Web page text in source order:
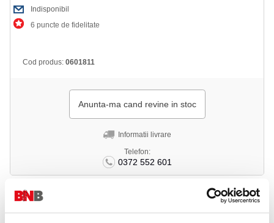
Indisponibil
6 puncte de fidelitate
Cod produs: 0601811
Anunta-ma cand revine in stoc
Informatii livrare
Telefon:
0372 552 601
Adauga in wishlist